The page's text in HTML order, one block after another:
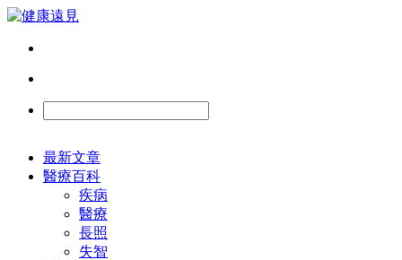
最新文章
醫療百科
疾病
醫療
長照
失智